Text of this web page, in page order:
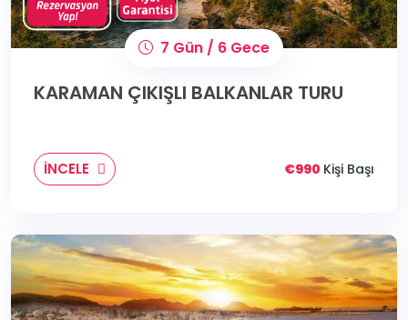
7 Gün / 6 Gece
KARAMAN ÇIKIŞLI BALKANLAR TURU
İNCELE €990 Kişi Başı